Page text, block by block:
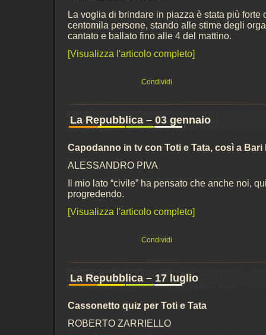
La voglia di brindare in piazza è stata più forte
centomila persone, stando alle stime degli
cantato e ballato fino alle 4 del mattino.
[Visualizza l'articolo completo]
Condividi
La Repubblica – 03 gennaio
Capodanno in tv con Toti e Tata, così a Bari
ALESSANDRO PIVA
Il mio lato “civile” ha pensato che anche noi,
progredendo.
[Visualizza l'articolo completo]
Condividi
La Repubblica – 17 luglio
Cassonetto quiz per Toti e Tata
ROBERTO ZARRIELLO